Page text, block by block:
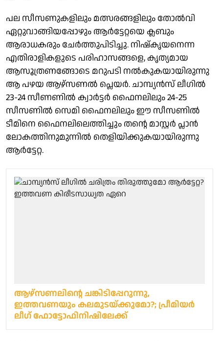
പല സീസണുകളിലും മത്സരങ്ങളിലും തോൽവി
ഏറ്റുവാങ്ങിയപ്പോഴും ആർട്ടേറ്റയെ ക്ലബും
ആരാധകരും ചേർത്തുപിടിച്ചു. നിഷ്കൃയനെന്ന
എതിരാളികളുടെ പരിഹാസങ്ങളെ, കൃത്യമായ
ആസൂത്രണങ്ങോടെ മറുപടി നൽകുകയായിരുന്നു
ആ പഴയ ആഴ്സണൽ പ്ലെയർ. ചാമ്പ്യൻസ് ലീ​ഗിൽ
23-24 സീണണിൽ ക്വാർട്ടർ ഫൈനലിലും 24-25
സീസണിൽ സെമി ഫൈനലിലും ഈ സീസണിൽ
ടീമിനെ ഫൈനലിലെത്തിച്ചും തന്റെ മാസ്റ്റർ പ്ലാൻ
ലോകത്തിനുമുന്നിൽ തെളിയിക്കുകയായിരുന്നു
ആർ‍ട്ടേറ്റ.
ആഴ്സണലിന്റെ ചങ്കിടിപ്പേറുന്നു,
ഇത്തവണയും കലമുടയ്ക്കുമോ?; പ്രീമിയർ
ലീ​ഗ് ഫോട്ടോഫിനിഷിലേക്ക്